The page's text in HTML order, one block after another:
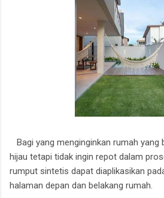
Bagi yang menginginkan rumah yang
hijau tetapi tidak ingin repot dalam
rumput sintetis dapat diaplikasikan
halaman depan dan belakang rumah.